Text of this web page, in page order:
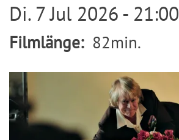
Di. 7 Jul 2026 - 21:00
Filmlänge 82min.
Image